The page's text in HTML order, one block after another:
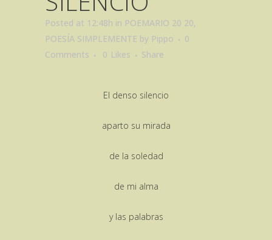
Posted at 12:48h in POEMARIO 20 20,
POESÍA SIMPLEMENTE by Pippo
0
Comments
0 Likes Share
El denso silencio
aparto su mirada
de la soledad
de mi alma
y las palabras